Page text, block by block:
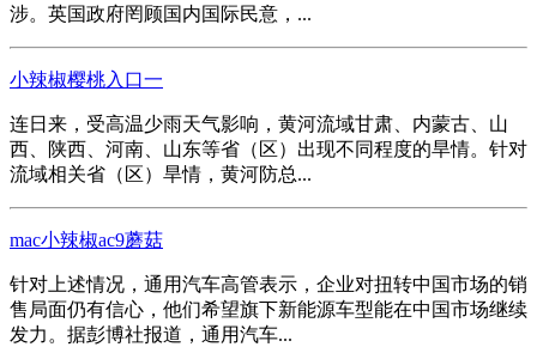
涉。英国政府罔顾国内国际民意，...
小辣椒樱桃入口一
连日来，受高温少雨天气影响，黄河流域甘肃、内蒙古、山
西、陕西、河南、山东等省（区）出现不同程度的旱情。针对
流域相关省（区）旱情，黄河防总...
mac小辣椒ac9蘑菇
针对上述情况，通用汽车高管表示，企业对扭转中国市场的销
售局面仍有信心，他们希望旗下新能源车型能在中国市场继续
发力。据彭博社报道，通用汽车...